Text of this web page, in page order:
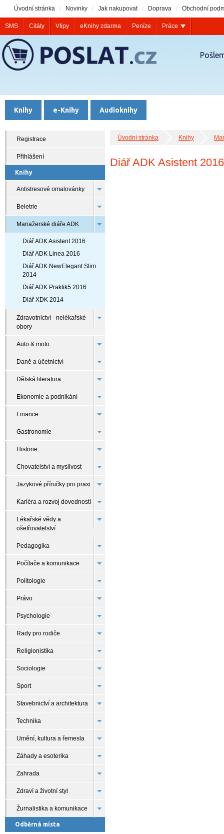
Knihy e-Knihy Audioknihy
Úvodní stránka Knihy
Diář ADK Asistent 2016
Registrace
Přihlášení
Knihy
Antistresové omalovánky
Beletrie
Manažerské diáře ADK
Diář ADK Asistent 2016
Diář ADK Linea 2016
Diář ADK NewElegant Slim
2014
Diář ADK Praktik5 2016
Diář XDK 2014
Zdravotnictví - nelékařské
obory
Auto & moto
Daně a účetnictví
Dětská literatura
Ekonomie a podnikání
Finance
Gastronomie
Historie
Chovatelství a myslivost
Jazykové příručky pro praxi
Kariéra a rozvoj dovedností
Lékařské vědy a
ošetřovatelství
Pedagogika
Počítače a komunikace
Politologie
Právo
Psychologie
Rady pro rodiče
Religionistika
Sociologie
Sport
Stavebnictví a architektura
Technika
Umění, kultura a řemesla
Záhady a esoterika
Zahrada
Zdraví a životní styl
Žurnalistika a komunikace
Odběrná místa
Úvodní stránka Novinky Jak nakupovat Doprava Obchodní
SMS Citáty Vtipy eKnihy zdarma Peníze Práce